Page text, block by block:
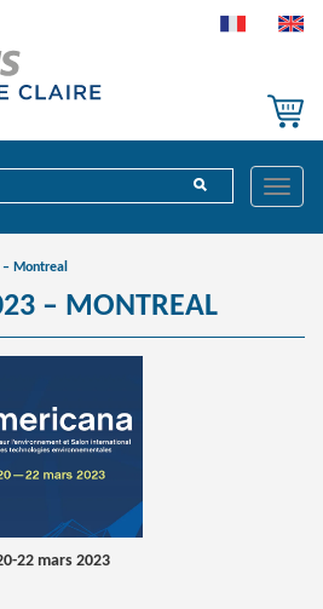
Montreal
– MONTREAL
22 mars 2023